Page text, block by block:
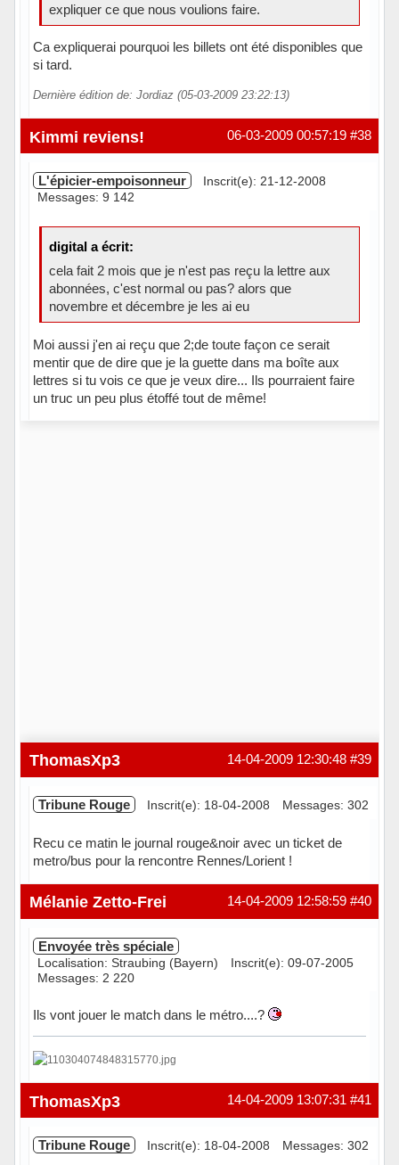
expliquer ce que nous voulions faire.
Ca expliquerai pourquoi les billets ont été disponibles que
si tard.
Dernière édition de: Jordiaz (05-03-2009 23:22:13)
Hors ligne #38
06-03-2009 00:57:19
Kimmi reviens!
L'épicier-empoisonneur
Inscrit(e): 21-12-2008
Messages: 9 142
digital a écrit:
cela fait 2 mois que je n'est pas reçu la lettre aux
abonnées, c'est normal ou pas? alors que
novembre et décembre je les ai eu
Moi aussi j'en ai reçu que 2;de toute façon ce serait
mentir que de dire que je la guette dans ma boîte aux
lettres si tu vois ce que je veux dire... Ils pourraient faire
un truc un peu plus étoffé tout de même!
#39
14-04-2009 12:30:48
ThomasXp3
Tribune Rouge Inscrit(e): 18-04-2008 Messages: 302
Recu ce matin le journal rouge&noir avec un ticket de
metro/bus pour la rencontre Rennes/Lorient !
Hors ligne #40
14-04-2009 12:58:59
Mélanie Zetto-Frei
Envoyée très spéciale
Localisation: Straubing (Bayern)
Inscrit(e): 09-07-2005
Messages: 2 220
Ils vont jouer le match dans le métro....?
Hors ligne #41
14-04-2009 13:07:31
ThomasXp3
Tribune Rouge Inscrit(e): 18-04-2008 Messages: 302